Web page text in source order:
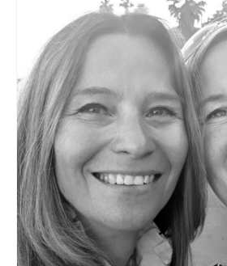
Riviera Go!
Travel Vloggers